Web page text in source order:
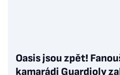
Oasis jsou zpět!
kamarádi Guardioly